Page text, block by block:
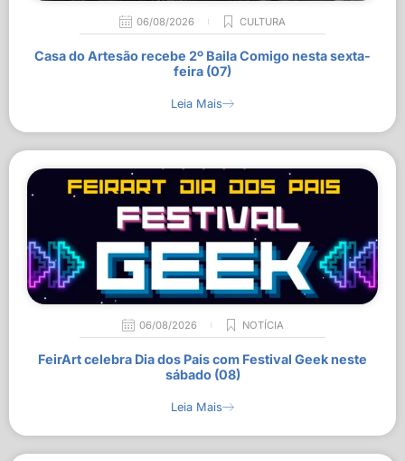
06/08/2026 CULTURA
Casa do Artesão recebe 2º Baila Comigo nesta sexta-
feira (07)
Leia Mais
06/08/2026 NOTÍCIA
FeirArt celebra Dia dos Pais com Festival Geek neste
sábado (08)
Leia Mais